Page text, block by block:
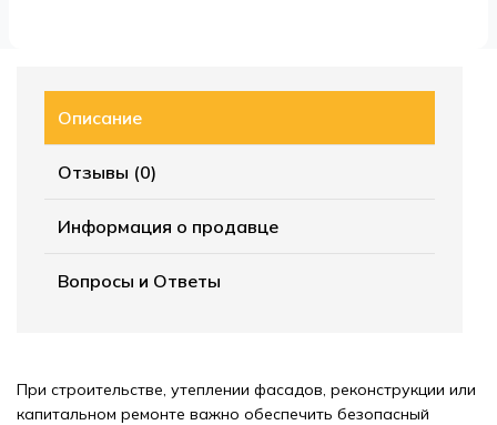
Описание
Отзывы (0)
Информация о продавце
Вопросы и Ответы
При строительстве, утеплении фасадов, реконструкции или
капитальном ремонте важно обеспечить безопасный